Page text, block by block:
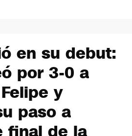
en su debut:
por 3-0 a
y
paso a